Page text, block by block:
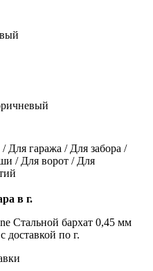
/ Для гаража / Для забора /
/ Для ворот / Для
в г.
Стальной бархат 0,45 мм
доставкой по г.